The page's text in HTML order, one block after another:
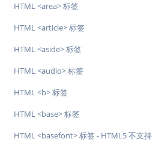
HTML <area> 标签
HTML <article> 标签
HTML <aside> 标签
HTML <audio> 标签
HTML <b> 标签
HTML <base> 标签
HTML <basefont> 标签 - HTML5 不支持